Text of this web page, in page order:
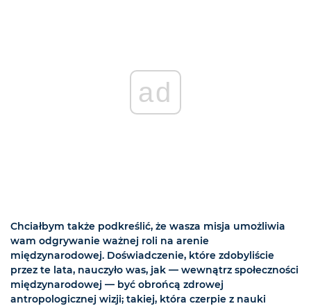
ad
Chciałbym także podkreślić, że wasza misja umożliwia
wam odgrywanie ważnej roli na arenie
międzynarodowej. Doświadczenie, które zdobyliście
przez te lata, nauczyło was, jak — wewnątrz społeczności
międzynarodowej — być obrońcą zdrowej
antropologicznej wizji; takiej, która czerpie z nauki